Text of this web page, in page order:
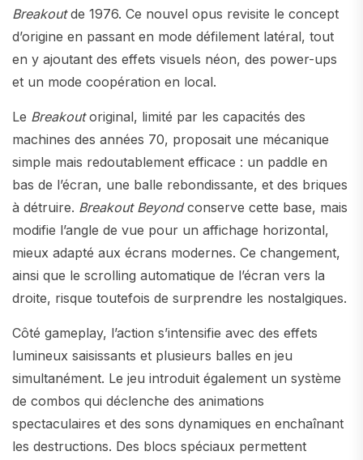
Breakoutde 1976. Ce nouvel opus revisite le concept
d’origine en passant en mode défilement latéral, tout
en y ajoutant des effets visuels néon, des power-ups
et un mode coopération en local.
Le Breakoutoriginal, limité par les capacités des
machines des années 70, proposait une mécanique
simple mais redoutablement efficace : un paddle en
bas de l’écran, une balle rebondissante, et des briques
à détruire. Breakout Beyondconserve cette base, mais
modifie l’angle de vue pour un affichage horizontal,
mieux adapté aux écrans modernes. Ce changement,
ainsi que le scrolling automatique de l’écran vers la
droite, risque toutefois de surprendre les nostalgiques.
Côté gameplay, l’action s’intensifie avec des effets
lumineux saisissants et plusieurs balles en jeu
simultanément. Le jeu introduit également un système
de combos qui déclenche des animations
spectaculaires et des sons dynamiques en enchaînant
les destructions. Des blocs spéciaux permettent